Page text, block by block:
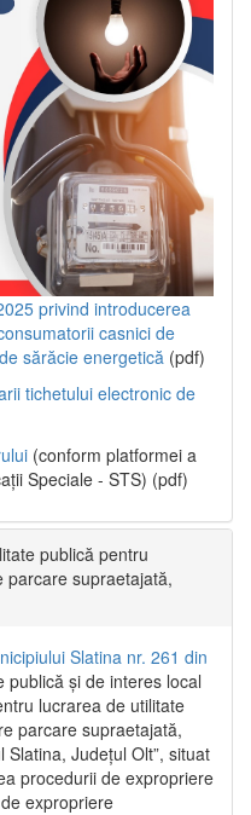
privind introducerea
casnici de
sărăcie energetică (pdf)
tichetului electronic de
(conform platformei a
Speciale - STS) (pdf)
publică pentru
parcare supraetajată,
Slatina nr. 261 din
publică și de interes local
lucrarea de utilitate
parcare supraetajată,
Județul Olt”, situat
procedurii de expropriere
expropriere